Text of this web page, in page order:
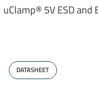
uClamp® 5V ESD and
DATASHEET